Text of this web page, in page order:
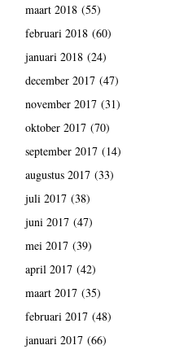
maart 2018(55)
februari 2018(60)
januari 2018(24)
december 2017(47)
november 2017(31)
oktober 2017(70)
september 2017(14)
augustus 2017(33)
juli 2017(38)
juni 2017(47)
mei 2017(39)
april 2017(42)
maart 2017(35)
februari 2017(48)
januari 2017(66)